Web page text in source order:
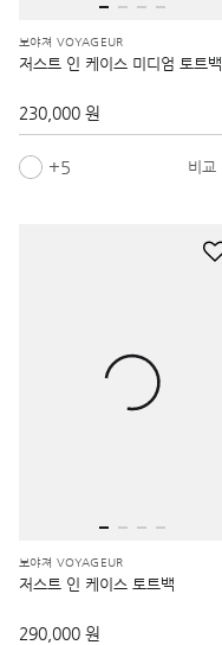
보야져 VOYAGEUR
저스트 인 케이스 미디엄 토트백
230,000 원
5 비교
보야져 VOYAGEUR
저스트 인 케이스 토트백
290,000 원